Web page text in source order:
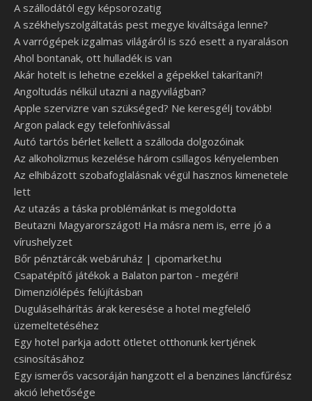
A szállodától egy képsorozatig
A székhelyszolgáltatás pest megye kiváltsága lenne?
A varrógépek izgalmas világáról is szó esett a nyaraláson
Ahol bontanak, ott hulladék is van
Akár hotelt is lehetne ezekkel a gépekkel takarítani?!
Angoltudás nélkül utazni a nagyvilágban?
Apple szervizre van szükséged? Ne keresgélj tovább!
Argon palack egy telefonhívással
Autó tartós bérlet kellett a szálloda dolgozóinak
Az alkoholizmus kezelése három csillagos kényelemben
Az elhibázott szobafoglalásnak végül hasznos kimenetele
lett
Az utazás a táska problémánkat is megoldotta
Beutazni Magyarországot! Ha másra nem is, erre jó a
vírushelyzet
Bőr pénztárcák webáruház | cipomarket.hu
Csapatépítő játékok a Balaton parton - megéri!
Dimenziólépés felújításban
Duguláselhárítás árak keresése a hotel megfelelő
üzemeltetéséhez
Egy hotel parkja adott ötletet otthonunk kertjének
csinosításához
Egy ismerős vacsoráján hangzott el a benzines láncfűrész
akció lehetősége